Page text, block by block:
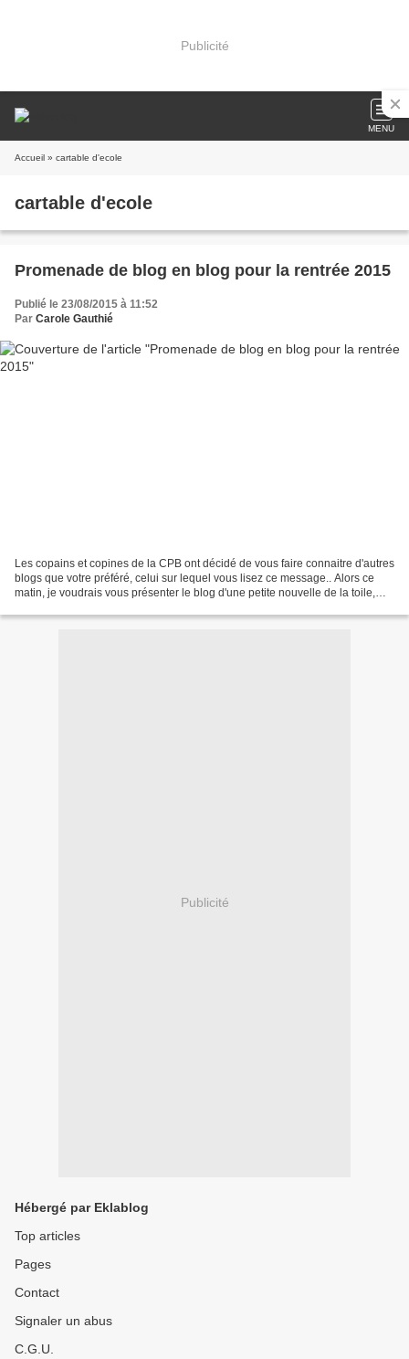
Publicité
MENU
Accueil » cartable d'ecole
cartable d'ecole
Promenade de blog en blog pour la rentrée 2015
Publié le 23/08/2015 à 11:52
Par Carole Gauthié
Les copains et copines de la CPB ont décidé de vous faire connaitre d'autres
blogs que votre préféré, celui sur lequel vous lisez ce message.. Alors ce
matin, je voudrais vous présenter le blog d'une petite nouvelle de la toile,
Publicité
Hébergé par Eklablog
Top articles
Pages
Contact
Signaler un abus
C.G.U.